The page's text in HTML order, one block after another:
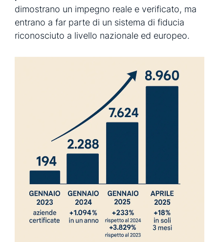
dimostrano un impegno reale e verificato, ma
entrano a far parte di un sistema di fiducia
riconosciuto a livello nazionale ed europeo.